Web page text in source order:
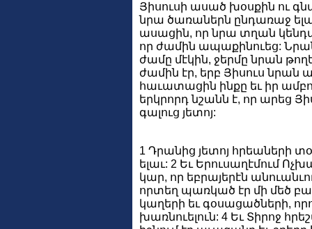
Յիսուսի ասած խօսքին ու
նրա ծառաներն ընդառաջ
ասացին, որ նրա տղան
որ ժամին ապաքինուեց:
ժամը մէկին, ջերմը նրան
ժամին էր, երբ Յիսուս նրան
հաւատացին ինքը եւ իր
երկրորդ նշանն է, որ արեց
գալուց յետոյ:
1 Դրանից յետոյ հրեաների
ելաւ: 2 Եւ Երուսաղէմում
կար, որ եբրայերէն
որտեղ պառկած էր մի մեծ
կաղերի եւ գօսացածների,
խառնուելուն: 4 Եւ Տիրոջ